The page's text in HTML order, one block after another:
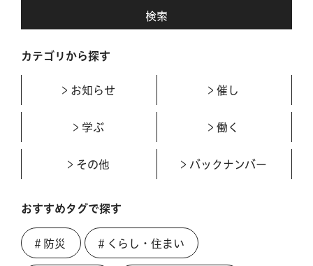
カテゴリから探す
お知らせ 催し
学ぶ 働く
その他 バックナンバー
おすすめタグで探す
＃防災 ＃くらし・住まい